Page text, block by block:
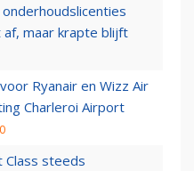
maar krapte blijft
Ryanair en Wizz Air
Charleroi Airport
Class steeds